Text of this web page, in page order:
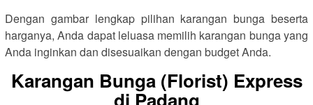
Dengan gambar lengkap pilihan karangan bunga beserta
harganya, Anda dapat leluasa memilih karangan bunga yang
Anda inginkan dan disesuaikan dengan budget Anda.
Karangan Bunga (Florist) Express
di Padang